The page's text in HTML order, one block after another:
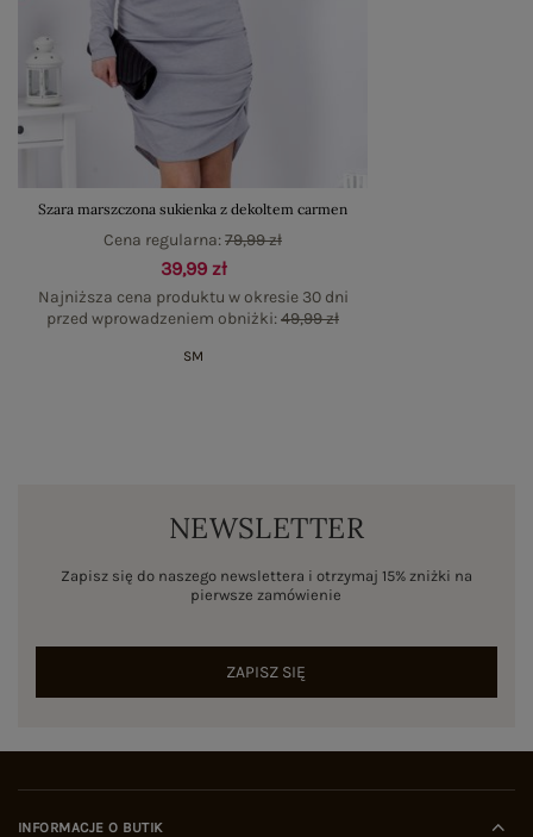
Szara marszczona sukienka z dekoltem carmen
39,99 zł
Najniższa cena produktu w okresie 30 dni
przed wprowadzeniem obniżki:49,99 zł
Cena regularna:79,99 zł
SM
NEWSLETTER
Zapisz się do naszego newslettera i otrzymaj 15% zniżki na
pierwsze zamówienie
ZAPISZ SIĘ
INFORMACJE O BUTIK